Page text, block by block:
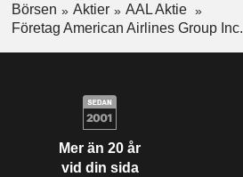
Börsen Aktier
AAL Aktie
Företag American Airlines Group Inc.
Mer än 20 år
vid din sida